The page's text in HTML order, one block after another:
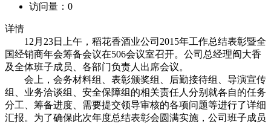
访问量： 0
详情
12月23日上午，稻花香酒业公司2015年工作总结表彰暨全
国经销商年会筹备会议在506会议室召开。公司总经理阎大香
及全体班子成员、各部门负责人出席会议。
会上，会务材料组、表彰颁奖组、后勤接待组、导演宣传
组、业务洽谈组、安全保障组的相关责任人分别就各自的任务
分工、筹备进度、需要提交领导审核的各项问题等进行了详细
汇报。为了确保此次年度总结表彰会圆满实施，公司班子成员